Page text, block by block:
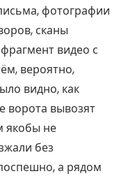
фотографии
сканы
видео с
вероятно,
видно, как
ворота вывозят
якобы не
без
а рядом